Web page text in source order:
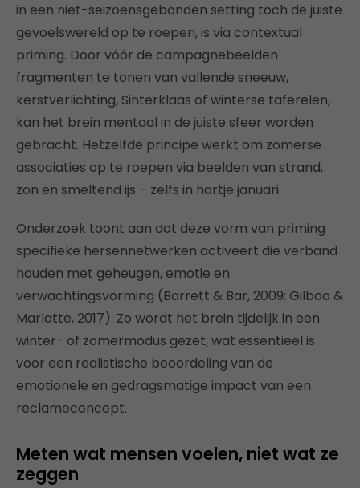
in een niet-seizoensgebonden setting toch de juiste
gevoelswereld op te roepen, is via contextual
priming. Door vóór de campagnebeelden
fragmenten te tonen van vallende sneeuw,
kerstverlichting, Sinterklaas of winterse taferelen,
kan het brein mentaal in de juiste sfeer worden
gebracht. Hetzelfde principe werkt om zomerse
associaties op te roepen via beelden van strand,
zon en smeltend ijs – zelfs in hartje januari.
Onderzoek toont aan dat deze vorm van priming
specifieke hersennetwerken activeert die verband
houden met geheugen, emotie en
verwachtingsvorming (Barrett & Bar, 2009; Gilboa &
Marlatte, 2017). Zo wordt het brein tijdelijk in een
winter- of zomermodus gezet, wat essentieel is
voor een realistische beoordeling van de
emotionele en gedragsmatige impact van een
reclameconcept.
Meten wat mensen voelen, niet wat ze
zeggen